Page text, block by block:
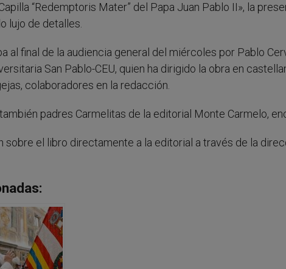
“Redemptoris Mater” del Papa Juan Pablo II», la
lujo de detalles.
al final de la audiencia general del miércoles por Pablo
San Pablo-CEU, quien ha dirigido la obra en
colaboradores en la redacción.
padres Carmelitas de la editorial Monte Carmelo,
sobre el libro directamente a la editorial a través de la